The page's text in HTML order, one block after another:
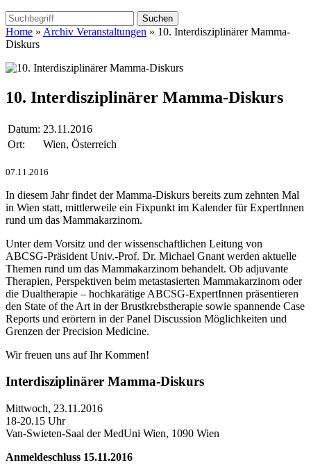
Home » Archiv Veranstaltungen » 10. Interdisziplinärer Mamma-
Diskurs
10. Interdisziplinärer Mamma-Diskurs
Datum: 23.11.2016
Ort:
Wien, Österreich
07.11.2016
In diesem Jahr findet der Mamma-Diskurs bereits zum zehnten Mal
in Wien statt, mittlerweile ein Fixpunkt im Kalender für ExpertInnen
rund um das Mammakarzinom.
Unter dem Vorsitz und der wissenschaftlichen Leitung von
ABCSG-Präsident Univ.-Prof. Dr. Michael Gnant werden aktuelle
Themen rund um das Mammakarzinom behandelt. Ob adjuvante
Therapien, Perspektiven beim metastasierten Mammakarzinom oder
die Dualtherapie – hochkarätige ABCSG-ExpertInnen präsentieren
den State of the Art in der Brustkrebstherapie sowie spannende Case
Reports und erörtern in der Panel Discussion Möglichkeiten und
Grenzen der Precision Medicine.
Wir freuen uns auf Ihr Kommen!
Interdisziplinärer Mamma-Diskurs
Mittwoch, 23.11.2016
18-20.15 Uhr
Van-Swieten-Saal der MedUni Wien, 1090 Wien
Anmeldeschluss 15.11.2016